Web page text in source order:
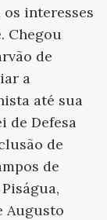
interesses
Chegou
de
a
até sua
de Defesa
de
de
Augusto